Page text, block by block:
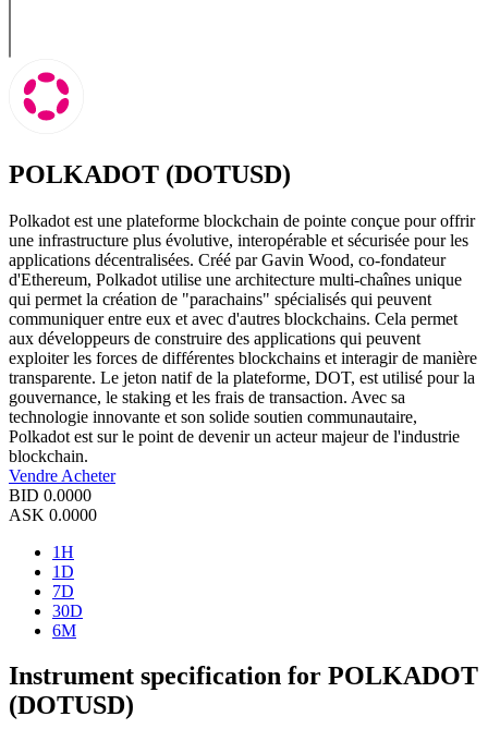
POLKADOT (DOTUSD)
Polkadot est une plateforme blockchain de pointe conçue pour offrir
une infrastructure plus évolutive, interopérable et sécurisée pour les
applications décentralisées. Créé par Gavin Wood, co-fondateur
d'Ethereum, Polkadot utilise une architecture multi-chaînes unique
qui permet la création de "parachains" spécialisés qui peuvent
communiquer entre eux et avec d'autres blockchains. Cela permet
aux développeurs de construire des applications qui peuvent
exploiter les forces de différentes blockchains et interagir de manière
transparente. Le jeton natif de la plateforme, DOT, est utilisé pour la
gouvernance, le staking et les frais de transaction. Avec sa
technologie innovante et son solide soutien communautaire,
Polkadot est sur le point de devenir un acteur majeur de l'industrie
blockchain.
Vendre Acheter
BID 0.0000
ASK 0.0000
1H
1D
7D
30D
6M
Instrument specification for POLKADOT
(DOTUSD)